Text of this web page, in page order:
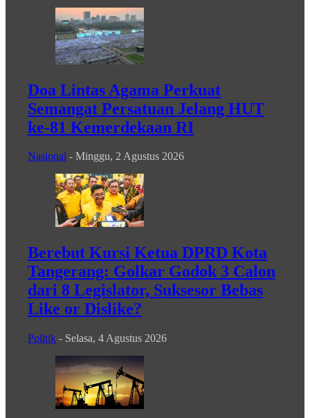
Doa Lintas Agama Perkuat
Semangat Persatuan Jelang HUT
ke-81 Kemerdekaan RI
Nasional - Minggu, 2 Agustus 2026
Berebut Kursi Ketua DPRD Kota
Tangerang: Golkar Godok 3 Calon
dari 8 Legislator, Suksesor Bebas
Like or Dislike?
Politik - Selasa, 4 Agustus 2026